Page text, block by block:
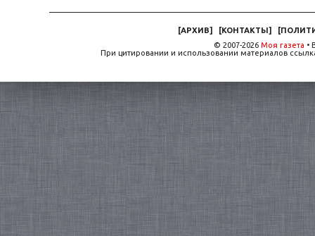
[АРХИВ] [КОНТАКТЫ] [
© 2007-2026 Моя газета •
При цитировании и использовании материалов